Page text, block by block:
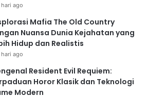
hari ago
Mafia The Old Country
Nuansa Dunia Kejahatan yang
Hidup dan Realistis
ago
Resident Evil Requiem:
Horor Klasik dan Teknologi
Modern